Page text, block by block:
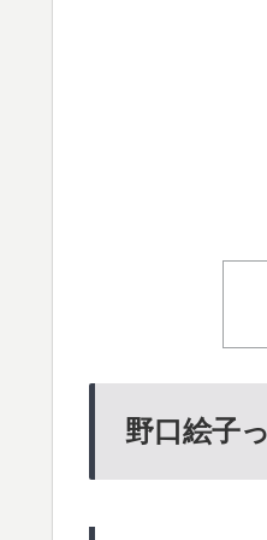
野口絵子